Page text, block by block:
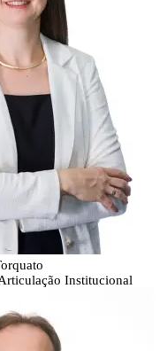
Institucional